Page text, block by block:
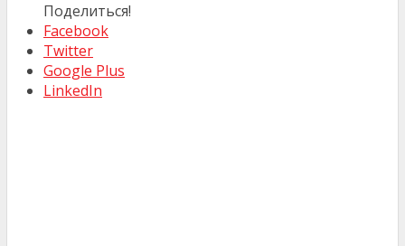
Поделиться!
Facebook
Twitter
Google Plus
LinkedIn